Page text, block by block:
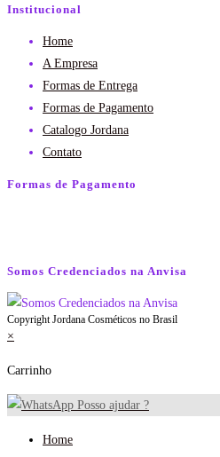
Institucional
Home
A Empresa
Formas de Entrega
Formas de Pagamento
Catalogo Jordana
Contato
Formas de Pagamento
Somos Credenciados na Anvisa
Copyright Jordana Cosméticos no Brasil
×
Carrinho
Posso ajudar ?
Home